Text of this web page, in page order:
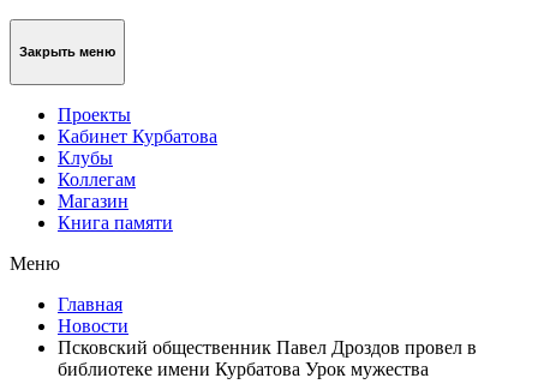
Закрыть меню
Проекты
Кабинет Курбатова
Клубы
Коллегам
Магазин
Книга памяти
Меню
Главная
Новости
Псковский общественник Павел Дроздов провел в
библиотеке имени Курбатова Урок мужества